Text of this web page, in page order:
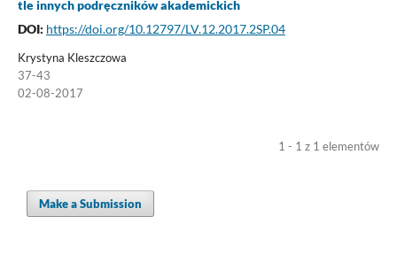
tle innych podręczników akademickich
DOI: https://doi.org/10.12797/LV.12.2017.2SP.04
Krystyna Kleszczowa
37-43
02-08-2017
1 - 1 z 1 elementów
Make a Submission